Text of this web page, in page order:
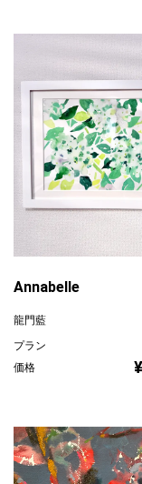
Annabelle
龍門藍
プラン
価格